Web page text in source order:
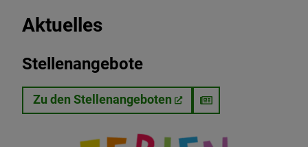
Aktuelles
Stellenangebote
Zu den Stellenangeboten